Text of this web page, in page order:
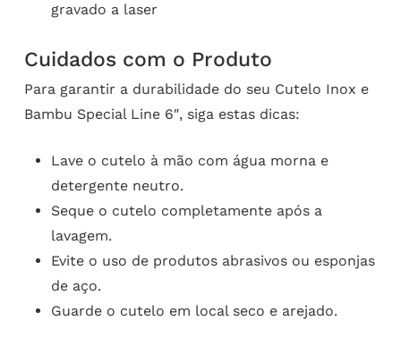
gravado a laser
Cuidados com o Produto
Para garantir a durabilidade do seu Cutelo Inox e
Bambu Special Line 6″, siga estas dicas:
Lave o cutelo à mão com água morna e
detergente neutro.
Seque o cutelo completamente após a
lavagem.
Evite o uso de produtos abrasivos ou esponjas
de aço.
Guarde o cutelo em local seco e arejado.